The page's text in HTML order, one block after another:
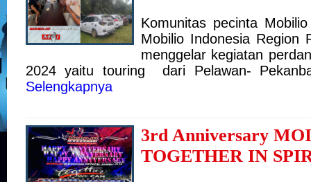
Komunitas pecinta
Mobilio Indonesia Region
menggelar kegiatan
2024 yaitu touring dari Pelawan-
Selengkapnya
3rd Anniversary
TOGETHER IN